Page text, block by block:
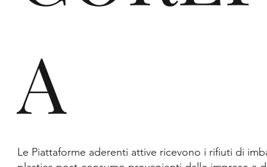
Recyclass
Lo
A
Le Piattaforme aderenti attive ricevono i rifiuti di
le